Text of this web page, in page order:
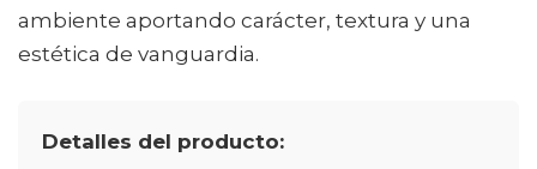
ambiente aportando carácter, textura y una
estética de vanguardia.
Detalles del producto: